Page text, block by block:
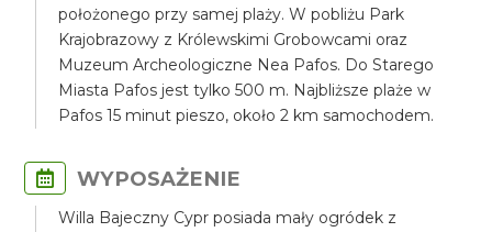
położonego przy samej plaży. W pobliżu Park
Krajobrazowy z Królewskimi Grobowcami oraz
Muzeum Archeologiczne Nea Pafos. Do Starego
Miasta Pafos jest tylko 500 m. Najbliższe plaże w
Pafos 15 minut pieszo, około 2 km samochodem.
WYPOSAŻENIE
Willa Bajeczny Cypr posiada mały ogródek z